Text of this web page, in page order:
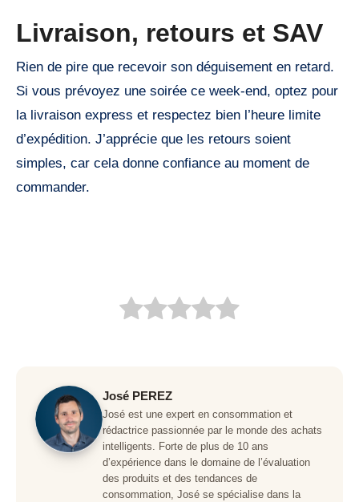
Livraison, retours et SAV
Rien de pire que recevoir son déguisement en retard.
Si vous prévoyez une soirée ce week-end, optez pour
la livraison express et respectez bien l’heure limite
d’expédition. J’apprécie que les retours soient
simples, car cela donne confiance au moment de
commander.
José PEREZ
José est une expert en consommation et
rédactrice passionnée par le monde des achats
intelligents. Forte de plus de 10 ans
d’expérience dans le domaine de l’évaluation
des produits et des tendances de
consommation, José se spécialise dans la